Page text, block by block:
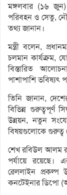
মঙ্গলবার (১৬
পরিবহন ও সেতু,
তথ্য জানান।
মন্ত্রী বলেন,
চলমান কার্যক্রম,
বিস্তারিত
পাশাপাশি ভবিষ্যৎ
তিনি জানান,
বিভিন্ন গুরুত্বপূর্ণ
উন্নয়ন, নতুন
বিষয়গুলোকে গুরুত্ব
শেখ রবিউল আলম
পর্যায়ে রয়েছে।
রেললাইন প্রকল্প
কনটেইনার ডিপো